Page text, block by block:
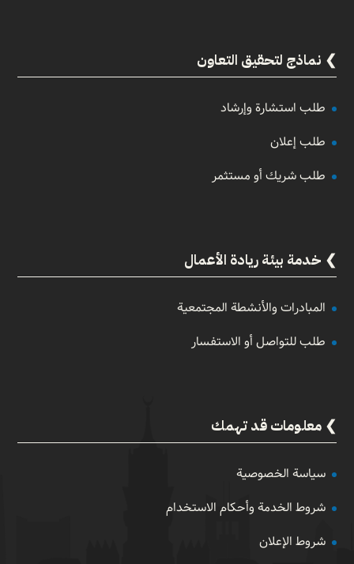
نماذج لتحقيق التعاون
طلب استشارة وإرشاد
طلب إعلان
طلب شريك أو مستثمر
خدمة بيئة ريادة الأعمال
المبادرات والأنشطة المجتمعية
طلب للتواصل أو الاستفسار
معلومات قد تهمك
سياسة الخصوصية
شروط الخدمة وأحكام الاستخدام
شروط الإعلان